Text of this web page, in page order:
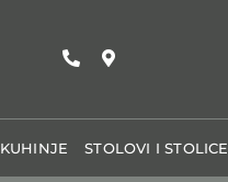
KUHINJE STOLOVI I STOLICE